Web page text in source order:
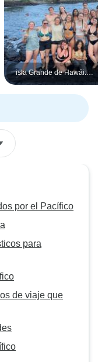
isla Grande de Hawái:
conservación del medio
preservación cultural y
por el Pacífico
para
de viaje que